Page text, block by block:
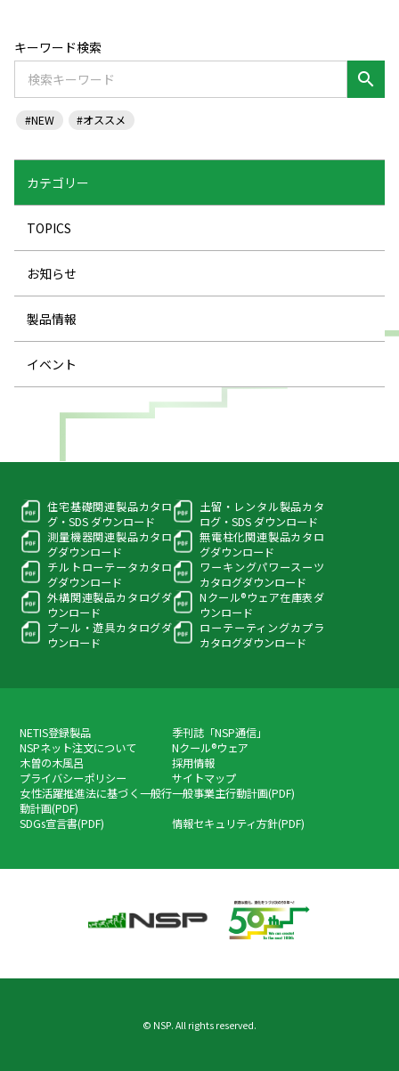
キーワード検索
search
#NEW #オススメ
カテゴリー
TOPICS
お知らせ
製品情報
イベント
住宅基礎関連製品カタロ
グ・SDS ダウンロード
土留・レンタル製品カタ
ログ・ SDS ダウンロード
測量機器関連製品カタロ
グダウンロード
無電柱化関連製品カタロ
グダウンロード
チルトローテータカタロ
グダウンロード
ワーキングパワースーツ
カタログダウンロード
外構関連製品カタログダ
ウンロード
Nクール®ウェア在庫表ダ
ウンロード
プール・遊具カタログダ
ウンロード
ローテーティングカプラ
カタログダウンロード
NETIS登録製品
季刊誌「NSP通信」
NSPネット注文について
Nクール®ウェア
木曽の木風呂
採用情報
プライバシーポリシー
サイトマップ
女性活躍推進法に基づく一般行
動計画(PDF)
一般事業主行動計画(PDF)
SDGs宣言書(PDF)
情報セキュリティ方針(PDF)
© NSP. All rights reserved.